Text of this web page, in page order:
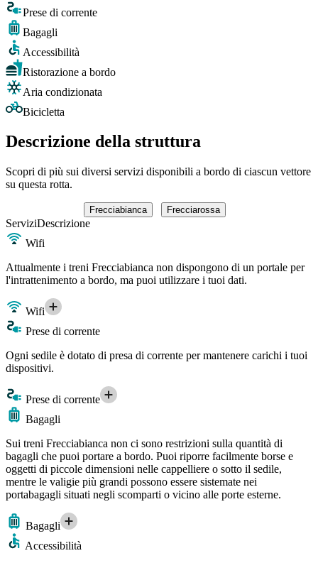
Prese di corrente
Bagagli
Accessibilità
Ristorazione a bordo
Aria condizionata
Bicicletta
Descrizione della struttura
Scopri di più sui diversi servizi disponibili a bordo di ciascun vettore
su questa rotta.
Frecciabianca Frecciarossa
ServiziDescrizione
Wifi
Attualmente i treni Frecciabianca non dispongono di un portale per
l'intrattenimento a bordo, ma puoi utilizzare i tuoi dati.
Wifi
Prese di corrente
Ogni sedile è dotato di presa di corrente per mantenere carichi i tuoi
dispositivi.
Prese di corrente
Bagagli
Sui treni Frecciabianca non ci sono restrizioni sulla quantità di
bagagli che puoi portare a bordo. Puoi riporre facilmente borse e
oggetti di piccole dimensioni nelle cappelliere o sotto il sedile,
mentre le valigie più grandi possono essere sistemate nei
portabagagli situati negli scomparti o vicino alle porte esterne.
Bagagli
Accessibilità